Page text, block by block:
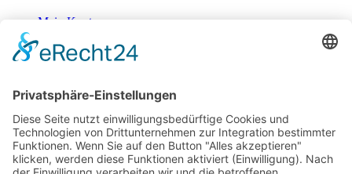
Mein Konto
Zahlung & Versand
Widerrufsbelehrung
Mein Konto
Kontakt
Zahlung & Versand
Widerrufsbelehrung
Vertrag Widerrufen